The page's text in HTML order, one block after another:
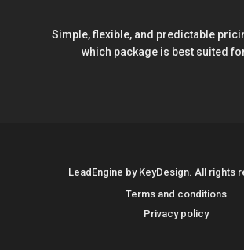
Simple, flexible, and predictable
which package is best suited
LeadEngine by KeyDesign. All rights
Terms and conditions
Privacy policy